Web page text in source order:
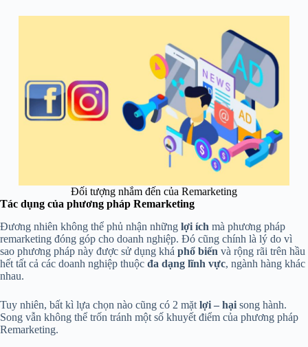
Đối tượng nhắm đến của Remarketing
Tác dụng của phương pháp Remarketing
Đương nhiên không thể phủ nhận những lợi ích mà phương pháp
remarketing đóng góp cho doanh nghiệp. Đó cũng chính là lý do vì
sao phương pháp này được sử dụng khá phổ biến và rộng rãi trên hầu
hết tất cả các doanh nghiệp thuộc đa dạng lĩnh vực, ngành hàng khác
nhau.
Tuy nhiên, bất kì lựa chọn nào cũng có 2 mặt lợi – hại song hành.
Song vẫn không thể trốn tránh một số khuyết điểm của phương pháp
Remarketing.